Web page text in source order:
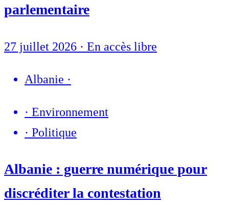
parlementaire
27 juillet 2026 · En accès libre
Albanie ·
· Environnement
· Politique
Albanie : guerre numérique pour
discréditer la contestation